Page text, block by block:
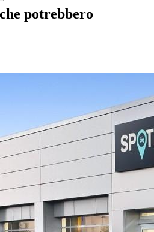
potrebbero